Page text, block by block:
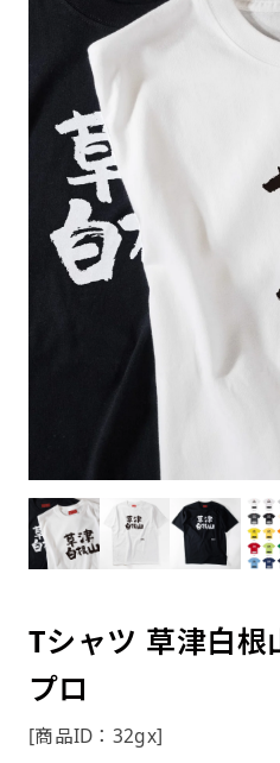
Tシャツ 草津白根
プロ
[商品ID：32gx]
カー
お客様自身でオリジ
場合につきましてはご
に対して四辺（すべて
したサイズで製作くだ
どについては仕上がり
20ｍｍ程度内側の範
ください）
当社の既製デザイン
製作したい場合
のぼり旗の改造プラン
程度によってデザイン
詳細はお問い合わせくだ
リピート
つくった、◯◯のぼり」
ません。
リピート（要画像確認
名入れについて
当社の既製のぼり旗に対
テキストや企業情報・
むことができます。ご
名などをご記載くださ
がバッチリデザインし
定がなければ、のぼり
ォントを使用します。
にショップ名、社名、
データをお送りいただ
も出来ます。
お客様が納得するまで
正をしますので、初めて
相談ください。
する場合があります。
セル不可となります。
風向きを考えながらチ
デザインをするとどの
と良いかひらめくかも
の方向性につきまして
ますので、見られる方
り反転したデザインを
れるデザインを提供し
その辺を参考にすると
よく見かける一般的なの
ほとんどのポールや注水
よく見かける一般的なの
ほとんどのポールや注水
むため、耐久性があが
立ちます。
カーブ形状の特殊なの
工方法となります。
ハトメ加工
ハトメ（鳩目）とは、
を補強するために取り
側にロープなどで固定
も風向きによってずっ
いこともありません。
上下チチ
むため、耐久性があが
立ちます。
カーブ形状の特殊なの
工方法となります。
ハトメ加工
ハトメ（鳩目）とは、
を補強するために取り
側にロープなどで固定
も風向きによってずっ
いこともありません。
上チチ 上下チチ
上左右チチ
（上と左右）
棒袋縫いの場合、補強
三
［
チ
四
厚みが約0.14ｍｍのと
ます。
のぼり旗製作で一番良
す。生地の厚みが薄く
しやすい生地です。
トロピカル（納
［
ワンランク厚手のトロピ
ポンジをやや厚くした
べると約2倍の厚みがあ
【注意点】
スリット（切り込み）
カットラインを入れます。
デザインや絵柄をスリッ
る場合があります。